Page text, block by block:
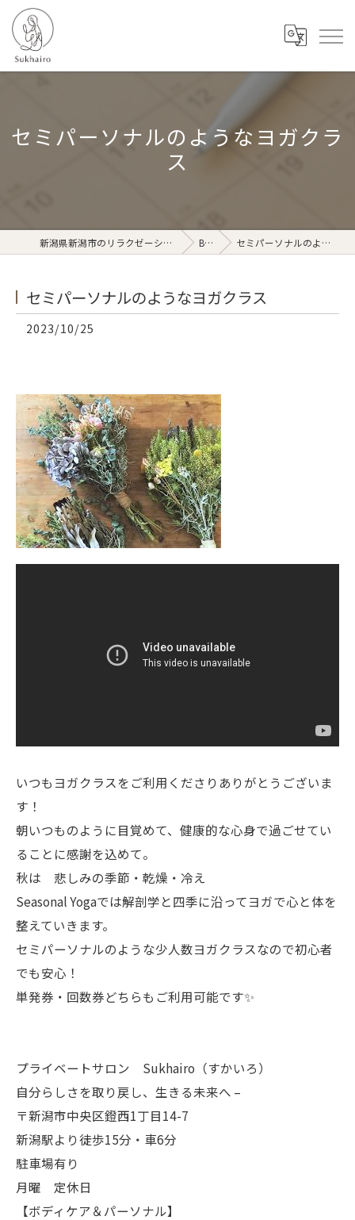
セミパーソナルのようなヨガクラ
ス
新潟県新潟市のリラクゼーションならSukhairo Blog セミパーソナルのようなヨガクラス
セミパーソナルのようなヨガクラス
2023/10/25
いつもヨガクラスをご利用くださりありがとうございま
す！
朝いつものように目覚めて、健康的な心身で過ごせてい
ることに感謝を込めて。
秋は 悲しみの季節・乾燥・冷え
Seasonal Yogaでは解剖学と四季に沿ってヨガで心と体を
整えていきます。
セミパーソナルのような少人数ヨガクラスなので初心者
でも安心！
単発券・回数券どちらもご利用可能です✨
プライベートサロン Sukhairo（すかいろ）
自分らしさを取り戻し、生きる未来へ –
〒新潟市中央区鐙西1丁目14-7
新潟駅より徒歩15分・車6分
駐車場有り
月曜 定休日
【ボディケア＆パーソナル】